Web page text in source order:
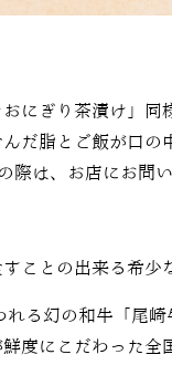
にぎり茶漬け」
だ脂とご飯が口
際は、お店にお問
ことの出来る希少
る幻の和牛「尾崎
度にこだわった全